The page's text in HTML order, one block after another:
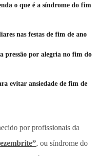
o que é a síndrome do fim
nas festas de fim de ano
pressão por alegria no fim do
evitar ansiedade de fim de
por profissionais da
, ou síndrome do